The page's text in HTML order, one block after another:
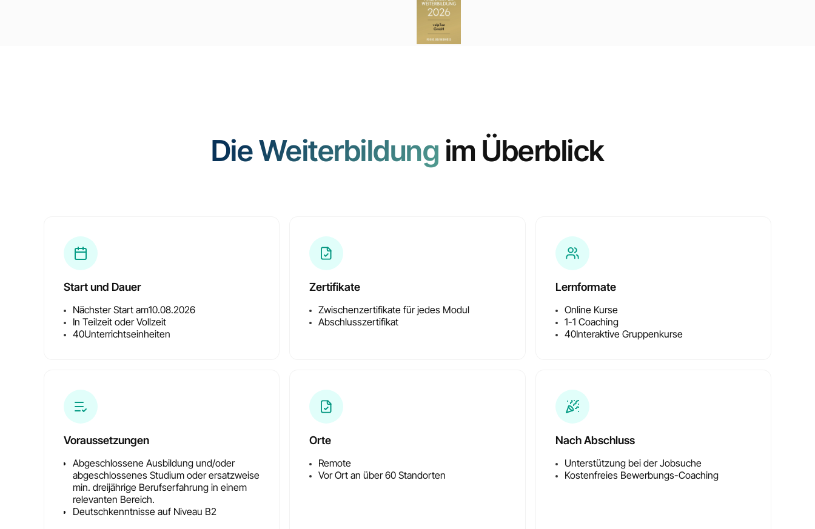
Inklusive Zertifikate
für alle Zwischenmodule
Die Weiterbildung im Überblick
Start und Dauer
Nächster Start am10.08.2026
In Teilzeit oder Vollzeit
40Unterrichtseinheiten
Zertifikate
Zwischenzertifikate für jedes Modul
Abschlusszertifikat
Lernformate
Online Kurse
1-1 Coaching
40Interaktive Gruppenkurse
Voraussetzungen
Abgeschlossene Ausbildung und/oder
abgeschlossenes Studium oder ersatzweise
min. dreijährige Berufserfahrung in einem
relevanten Bereich.
Deutschkenntnisse auf Niveau B2
Orte
Remote
Vor Ort an über 60 Standorten
Nach Abschluss
Unterstützung bei der Jobsuche
Kostenfreies Bewerbungs-Coaching